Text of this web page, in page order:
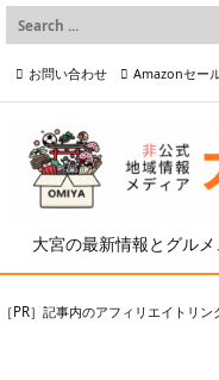
大宮の最新情報とグル
お問い合わせ Amazonセー
プライバシーポリシー等
［PR］記事内のアフィリエイトリ